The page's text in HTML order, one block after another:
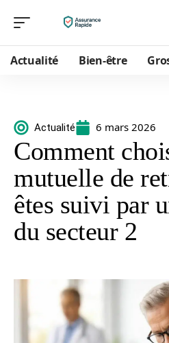
Actualité Bien-être
Actualité 6 mars 2026
Comment
mutuelle de
êtes suivi par
du secteur 2